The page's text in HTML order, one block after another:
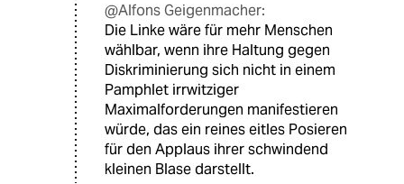
@Alfons Geigenmacher:
Die Linke wäre für mehr Menschen
wählbar, wenn ihre Haltung gegen
Diskriminierung sich nicht in einem
Pamphlet irrwitziger
Maximalforderungen manifestieren
würde, das ein reines eitles Posieren
für den Applaus ihrer schwindend
kleinen Blase darstellt.